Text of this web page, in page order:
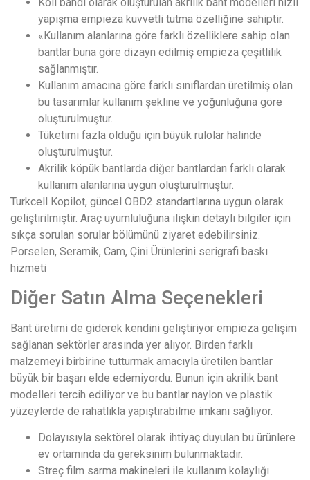
yapışma empieza kuvvetli tutma özelliğine sahiptir.
«Kullanım alanlarına göre farklı özelliklere sahip olan
bantlar buna göre dizayn edilmiş empieza çeşitlilik
sağlanmıştır.
Kullanım amacına göre farklı sınıflardan üretilmiş olan
bu tasarımlar kullanım şekline ve yoğunluğuna göre
oluşturulmuştur.
Tüketimi fazla olduğu için büyük rulolar halinde
oluşturulmuştur.
Akrilik köpük bantlarda diğer bantlardan farklı olarak
kullanım alanlarına uygun oluşturulmuştur.
Turkcell Kopilot, güncel OBD2 standartlarına uygun olarak
geliştirilmiştir. Araç uyumluluğuna ilişkin detaylı bilgiler için
sıkça sorulan sorular bölümünü ziyaret edebilirsiniz.
Porselen, Seramik, Cam, Çini Ürünlerini serigrafi baskı
hizmeti
Diğer Satın Alma Seçenekleri
Bant üretimi de giderek kendini geliştiriyor empieza gelişim
sağlanan sektörler arasında yer alıyor. Birden farklı
malzemeyi birbirine tutturmak amacıyla üretilen bantlar
büyük bir başarı elde edemiyordu. Bunun için akrilik bant
modelleri tercih ediliyor ve bu bantlar naylon ve plastik
yüzeylerde de rahatlıkla yapıştırabilme imkanı sağlıyor.
Dolayısıyla sektörel olarak ihtiyaç duyulan bu ürünlere
ev ortamında da gereksinim bulunmaktadır.
Streç film sarma makineleri ile kullanım kolaylığı